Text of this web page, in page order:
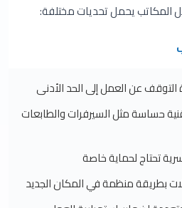
المكاتب يحمل تحديات مختلفة:
التوقف عن العمل إلى الحد الأدنى
حساسة مثل السيرفرات والطابعات
تحتاج لحماية خاصة
بطريقة منظمة في المكان الجديد